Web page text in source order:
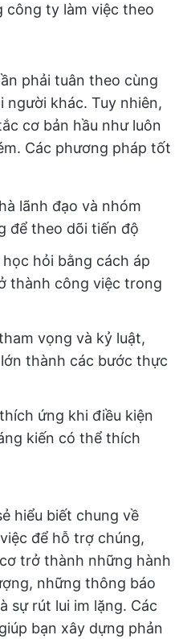
công ty làm việc theo
phải tuân theo cùng
người khác. Tuy nhiên,
cơ bản hầu như luôn
Các phương pháp tốt
lãnh đạo và nhóm
để theo dõi tiến độ
hỏi bằng cách áp
thành công việc trong
vọng và kỷ luật,
thành các bước thực
ứng khi điều kiện
kiến có thể thích
hiểu biết chung về
để hỗ trợ chúng,
trở thành những hành
những thông báo
sự rút lui im lặng. Các
bạn xây dựng phản